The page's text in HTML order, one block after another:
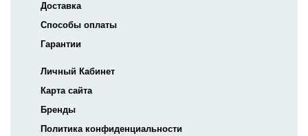
Доставка
Способы оплаты
Гарантии
Личный Кабинет
Карта сайта
Бренды
Политика конфиденциальности